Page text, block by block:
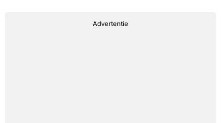
Advertentie